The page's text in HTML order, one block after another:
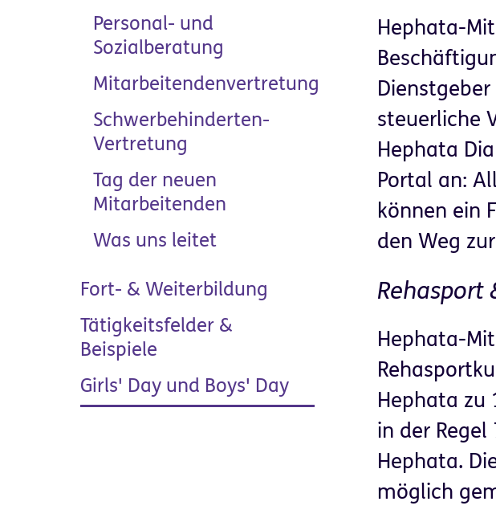
Personal- und
Sozialberatung
Mitarbeitendenvertretung
Schwerbehinderten-
Vertretung
Tag der neuen
Mitarbeitenden
Was uns leitet
Fort- & Weiterbildung
Tätigkeitsfelder &
Beispiele
Girls' Day und Boys' Day
Hephata-
steuerliche
Hephata
Portal an:
können ein
den Weg
Rehasport
Hephata-
Hephata zu
in der
Hephata.
möglich